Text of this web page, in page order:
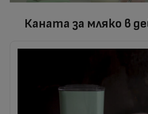
Каната за мляко в